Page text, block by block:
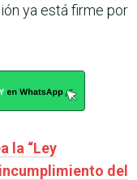
ya está firme por
la “Ley
del